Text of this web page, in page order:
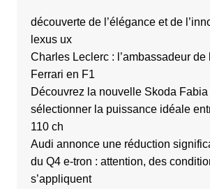
découverte de l’élégance et de
lexus ux
Charles Leclerc : l’ambassadeur de
Ferrari en F1
Découvrez la nouvelle Skoda
sélectionner la puissance idéale
110 ch
Audi annonce une réduction
du Q4 e-tron : attention, des
s’appliquent